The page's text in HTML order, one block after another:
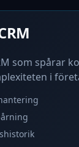
som spårar
i